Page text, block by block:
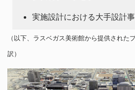
実施設計における大手設計
（以下、ラスベガス美術館から提供された
訳）